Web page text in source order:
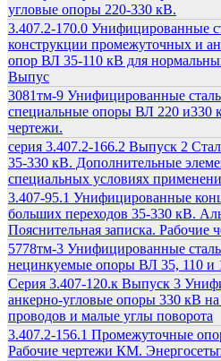
угловые опоры 220-330 кВ.
3.407.2-170.0 Унифицированные
конструкции промежуточных и
опор ВЛ 35-110 кВ для
Выпус
3081тм-9 Унифицированные
специальные опоры ВЛ 220 и330
чертежи.
серия 3.407.2-166.2 Выпуск 2
35-330 кВ. Дополнительные
специальных условиях
3.407-95.1 Унифицированные
больших переходов 35-330 кВ.
Пояснительная записка. Рабочие
5778тм-3 Унифицированные
нецинкуемые опоры ВЛ 35, 110 и
Серия 3.407-120.к Выпуск 3
анкерно-угловые опоры 330 кВ
проводов и малые углы поворота
3.407.2-156.1 Промежуточные
Рабочие чертежи КМ.